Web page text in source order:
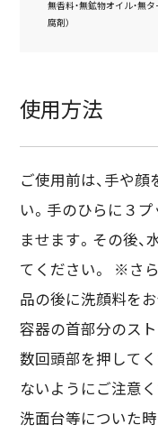
無香料・無鉱物オイル・無
腐剤）
使用方法
ご使用前は、手や
い。手のひらに３
ませます。その後
てください。 ※さ
品の後に洗顔料を
容器の首部分のス
数回頭部を押して
ないようにご注意
洗面台等についた時